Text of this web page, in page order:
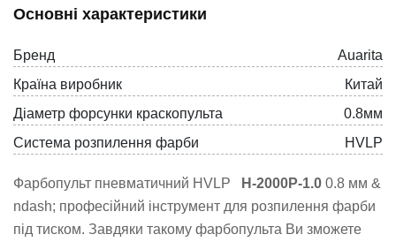
Основні характеристики
Бренд
Auarita
Країна виробник
Китай
Діаметр форсунки краскопульта
0.8мм
Система розпилення фарби
HVLP
Фарбопульт пневматичний HVLP H-2000P-1.0 0.8 мм &
ndash; професійний інструмент для розпилення фарби
під тиском. Завдяки такому фарбопульта Ви зможете